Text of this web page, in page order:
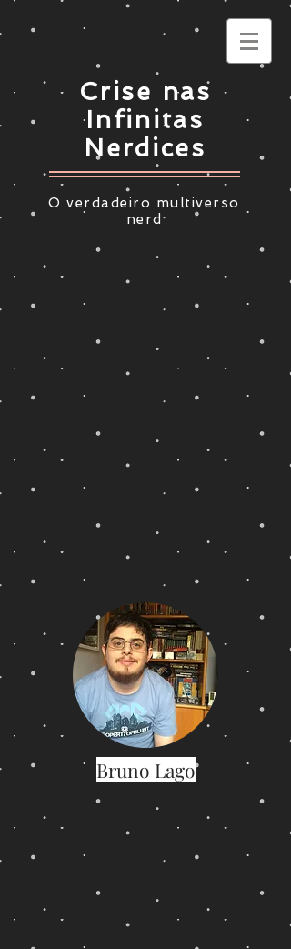
Crise nas
Infinitas
Nerdices
O verdadeiro multiverso
nerd
Bruno Lago